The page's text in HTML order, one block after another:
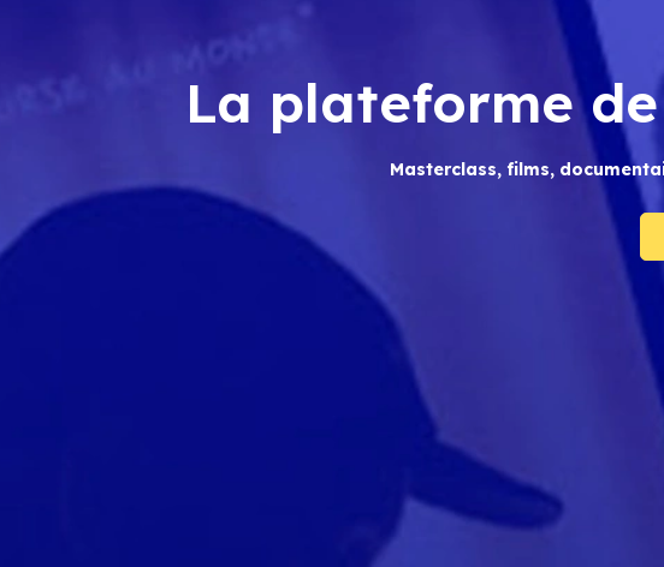
La plateforme
Masterclass, films,